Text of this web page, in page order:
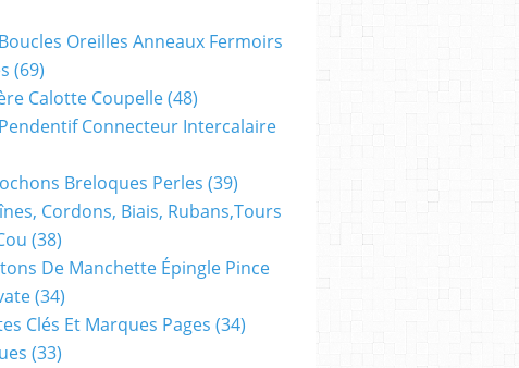
Oreilles Anneaux Fermoirs
(69)
Calotte Coupelle(48)
Connecteur Intercalaire
Breloques Perles (39)
Cordons, Biais, Rubans,tours
(38)
De Manchette Épingle Pince
(34)
Clés Et Marques Pages (34)
(33)